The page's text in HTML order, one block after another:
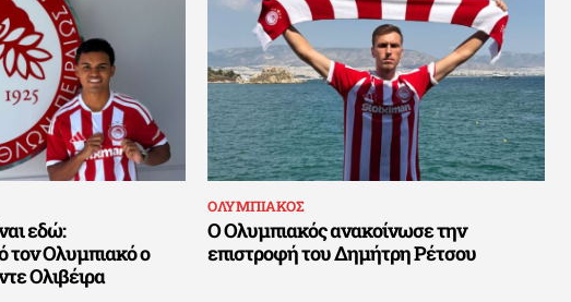
εδώ:
τον Ολυμπιακό ο
Ολιβέιρα
ΟΛΥΜΠΙΑΚΟΣ
Ο Ολυμπιακός ανακοίνωσε την
επιστροφή του Δημήτρη Ρέτσου